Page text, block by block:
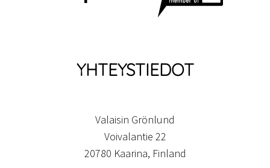
YHTEYSTIEDOT
Valaisin Grönlund
Voivalantie 22
20780 Kaarina, Finland